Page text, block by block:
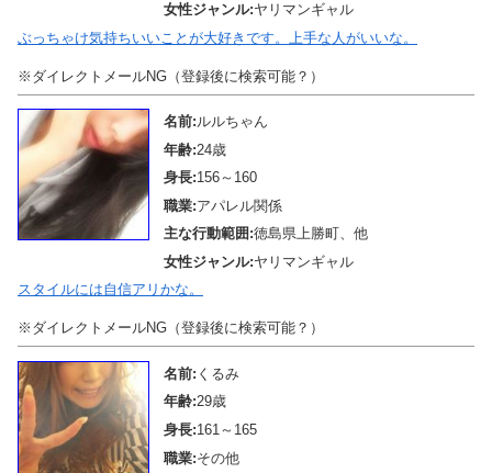
女性ジャンル:ヤリマンギャル
ぶっちゃけ気持ちいいことが大好きです。上手な人がいいな。
※ダイレクトメールNG（登録後に検索可能？）
名前:ルルちゃん
年齢:24歳
身長:156～160
職業:アパレル関係
主な行動範囲:徳島県上勝町、他
女性ジャンル:ヤリマンギャル
スタイルには自信アリかな。
※ダイレクトメールNG（登録後に検索可能？）
名前: くるみ
年齢:29歳
身長:161～165
職業:その他